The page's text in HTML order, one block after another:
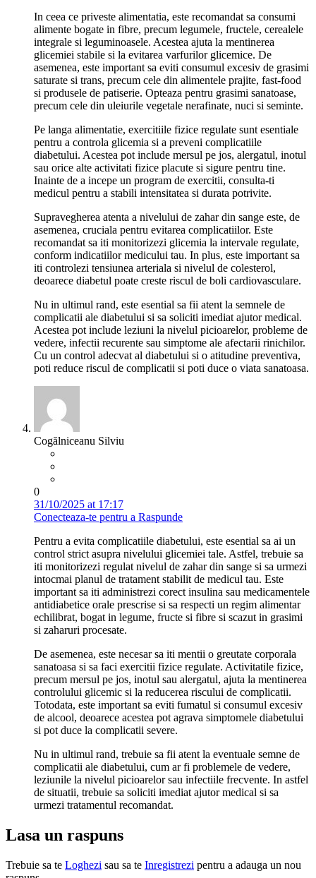
In ceea ce priveste alimentatia, este recomandat sa consumi
alimente bogate in fibre, precum legumele, fructele, cerealele
integrale si leguminoasele. Acestea ajuta la mentinerea
glicemiei stabile si la evitarea varfurilor glicemice. De
asemenea, este important sa eviti consumul excesiv de grasimi
saturate si trans, precum cele din alimentele prajite, fast-food
si produsele de patiserie. Opteaza pentru grasimi sanatoase,
precum cele din uleiurile vegetale nerafinate, nuci si seminte.
Pe langa alimentatie, exercitiile fizice regulate sunt esentiale
pentru a controla glicemia si a preveni complicatiile
diabetului. Acestea pot include mersul pe jos, alergatul, inotul
sau orice alte activitati fizice placute si sigure pentru tine.
Inainte de a incepe un program de exercitii, consulta-ti
medicul pentru a stabili intensitatea si durata potrivite.
Supravegherea atenta a nivelului de zahar din sange este, de
asemenea, cruciala pentru evitarea complicatiilor. Este
recomandat sa iti monitorizezi glicemia la intervale regulate,
conform indicatiilor medicului tau. In plus, este important sa
iti controlezi tensiunea arteriala si nivelul de colesterol,
deoarece diabetul poate creste riscul de boli cardiovasculare.
Nu in ultimul rand, este esential sa fii atent la semnele de
complicatii ale diabetului si sa soliciti imediat ajutor medical.
Acestea pot include leziuni la nivelul picioarelor, probleme de
vedere, infectii recurente sau simptome ale afectarii rinichilor.
Cu un control adecvat al diabetului si o atitudine preventiva,
poti reduce riscul de complicatii si poti duce o viata sanatoasa.
Cogălniceanu Silviu
0
31/10/2025 at 17:17
Conecteaza-te pentru a Raspunde
Pentru a evita complicatiile diabetului, este esential sa ai un
control strict asupra nivelului glicemiei tale. Astfel, trebuie sa
iti monitorizezi regulat nivelul de zahar din sange si sa urmezi
intocmai planul de tratament stabilit de medicul tau. Este
important sa iti administrezi corect insulina sau medicamentele
antidiabetice orale prescrise si sa respecti un regim alimentar
echilibrat, bogat in legume, fructe si fibre si scazut in grasimi
si zaharuri procesate.
De asemenea, este necesar sa iti mentii o greutate corporala
sanatoasa si sa faci exercitii fizice regulate. Activitatile fizice,
precum mersul pe jos, inotul sau alergatul, ajuta la mentinerea
controlului glicemic si la reducerea riscului de complicatii.
Totodata, este important sa eviti fumatul si consumul excesiv
de alcool, deoarece acestea pot agrava simptomele diabetului
si pot duce la complicatii severe.
Nu in ultimul rand, trebuie sa fii atent la eventuale semne de
complicatii ale diabetului, cum ar fi problemele de vedere,
leziunile la nivelul picioarelor sau infectiile frecvente. In astfel
de situatii, trebuie sa soliciti imediat ajutor medical si sa
urmezi tratamentul recomandat.
Lasa un raspuns
Trebuie sa te Loghezi sau sa te Inregistrezi pentru a adauga un nou